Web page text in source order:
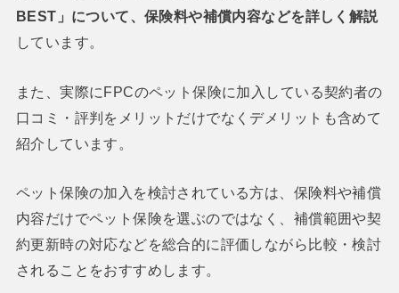
BEST」について、保険料や補償内容などを詳しく解説
しています。
また、実際にFPCのペット保険に加入している契約者の
口コミ・評判をメリットだけでなくデメリットも含めて
紹介しています。
ペット保険の加入を検討されている方は、保険料や補償
内容だけでペット保険を選ぶのではなく、補償範囲や契
約更新時の対応などを総合的に評価しながら比較・検討
されることをおすすめします。